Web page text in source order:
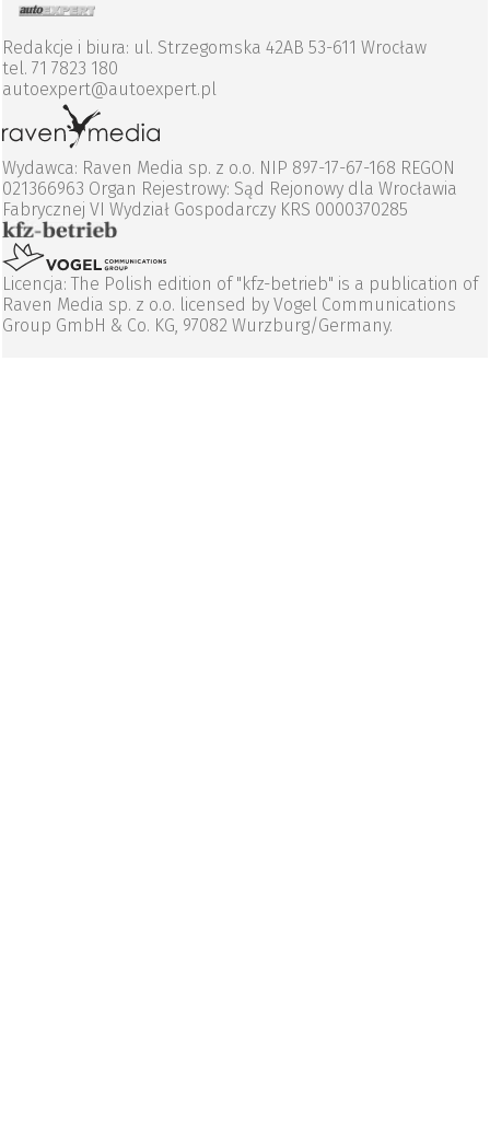
Redakcje i biura: ul. Strzegomska 42AB 53-611 Wrocław
tel. 71 7823 180
autoexpert@autoexpert.pl
Wydawca: Raven Media sp. z o.o. NIP 897-17-67-168 REGON
021366963 Organ Rejestrowy: Sąd Rejonowy dla Wrocławia
Fabrycznej VI Wydział Gospodarczy KRS 0000370285
Licencja: The Polish edition of "kfz-betrieb" is a publication of
Raven Media sp. z o.o. licensed by Vogel Communications
Group GmbH & Co. KG, 97082 Wurzburg/Germany.